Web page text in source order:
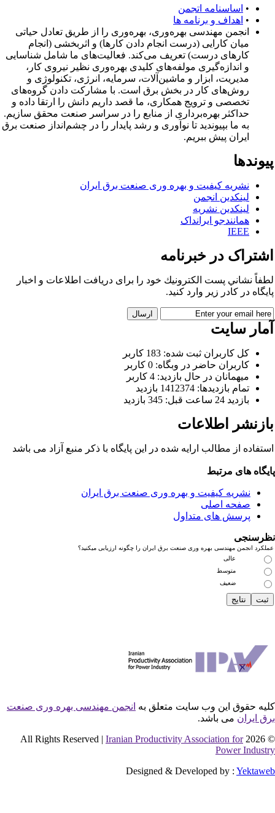
•
اساسنامه اتجمن
•
اهداف و برنامه ها
انجمن مهندسی بهره‌وری، بهره‌وری را از طریق تعادل حیاتی
میان کارایی (درست انجام دادن کارها) و اثربخشی (انجام
کارهای درست) تعریف می‌کند. فعالیت‌های ما شامل شناسایی
و اندازه‌گیری مولفه‌های کلیدی بهره‌وری نظیر نیروی کار،
مدیریت، ابزار و ماشین‌آلات، سرمایه، انرژی، تکنولوژی و
روش‌های کار در بخش برق است. با مشارکت دادن گروه‌های
تخصصی و ترویج همکاری، ما قصد داریم دانش را ارتقا داده و
حداکثر بهره‌برداری از منابع را در سراسر صنعت محقق سازیم.
به ما بپیوندید تا نوآوری و رشد پایدار را در چشم‌انداز صنعت برق
ایران پیش ببریم.
نشریه کیفیت و بهره وری صنعت برق ایران
لینکدین انجمن
لینکدین نشریه
همانندجو ایرانداک
IEEE
در خبرنامه
نشاني پست الكترونيك خود را برای دريافت اطلاعات و اخبار
در كادر زير وارد كنيد.
سایت
كل کاربران ثبت شده: 183 کاربر
کاربران حاضر در وبگاه: 0 کاربر
ميهمانان در حال بازديد: 4 کاربر
تمام بازديد‌ها: 1412374 بازدید
بازديد 24 ساعت قبل: 345 بازدید
اطلاعات
از مطالب ارایه شده در این پایگاه با ذکر منبع آزاد می باشد
های مرتبط
نشریه کیفیت و بهره وری صنعت برق ایران
صفحه اصلی
پرسش های متداول
انجمن مهندسی بهره وری صنعت برق ایران را چگونه ارزیابی میکنید؟
عالی
متوسط
ضعیف
حقوق این وب سایت متعلق بهانجمن مهندسی بهره وری صنعت
ایران می باشد.
©
Iranian Productivity Association for
Power
Designed & Developed by :